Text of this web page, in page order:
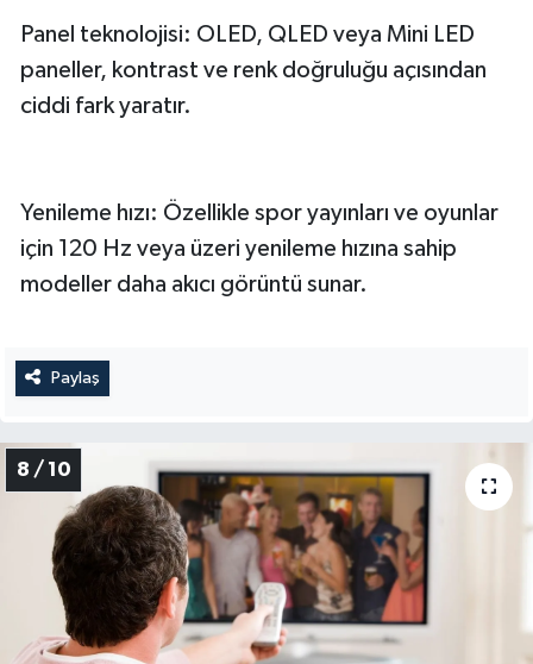
Panel teknolojisi: OLED, QLED veya Mini LED
paneller, kontrast ve renk doğruluğu açısından
ciddi fark yaratır.
Yenileme hızı: Özellikle spor yayınları ve oyunlar
için 120 Hz veya üzeri yenileme hızına sahip
modeller daha akıcı görüntü sunar.
Paylaş
8 / 10